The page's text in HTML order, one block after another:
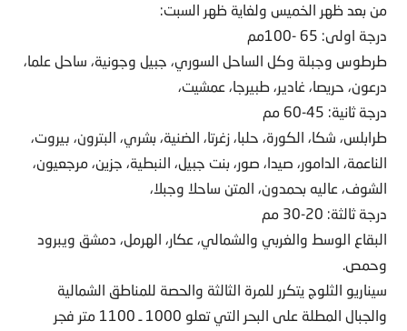
من بعد ظهر الخميس ولغاية ظهر السبت:
درجة اولى: 65 -100مم
طرطوس وجبلة وكل الساحل السوري، جبيل وجونية، ساحل علما،
درعون، حريصا، غادير، طبيرجا، عمشيت،
درجة ثانية: 45-60 مم
طرابلس، شكا، الكورة، حلبا، زغرتا، الضنية، بشري، البترون، بيروت،
الناعمة، الدامور، صيدا، صور، بنت جبيل، النبطية، جزين، مرجعيون،
الشوف، عاليه بحمدون، المتن ساحلا وجبلا،
درجة ثالثة: 20-30 مم
البقاع الوسط والغربي والشمالي، عكار، الهرمل، دمشق ويبرود
وحمص.
سيناريو الثلوج يتكرر للمرة الثالثة والحصة للمناطق الشمالية
والجبال المطلة على البحر التي تعلو 1000 ـ 1100 متر فجر